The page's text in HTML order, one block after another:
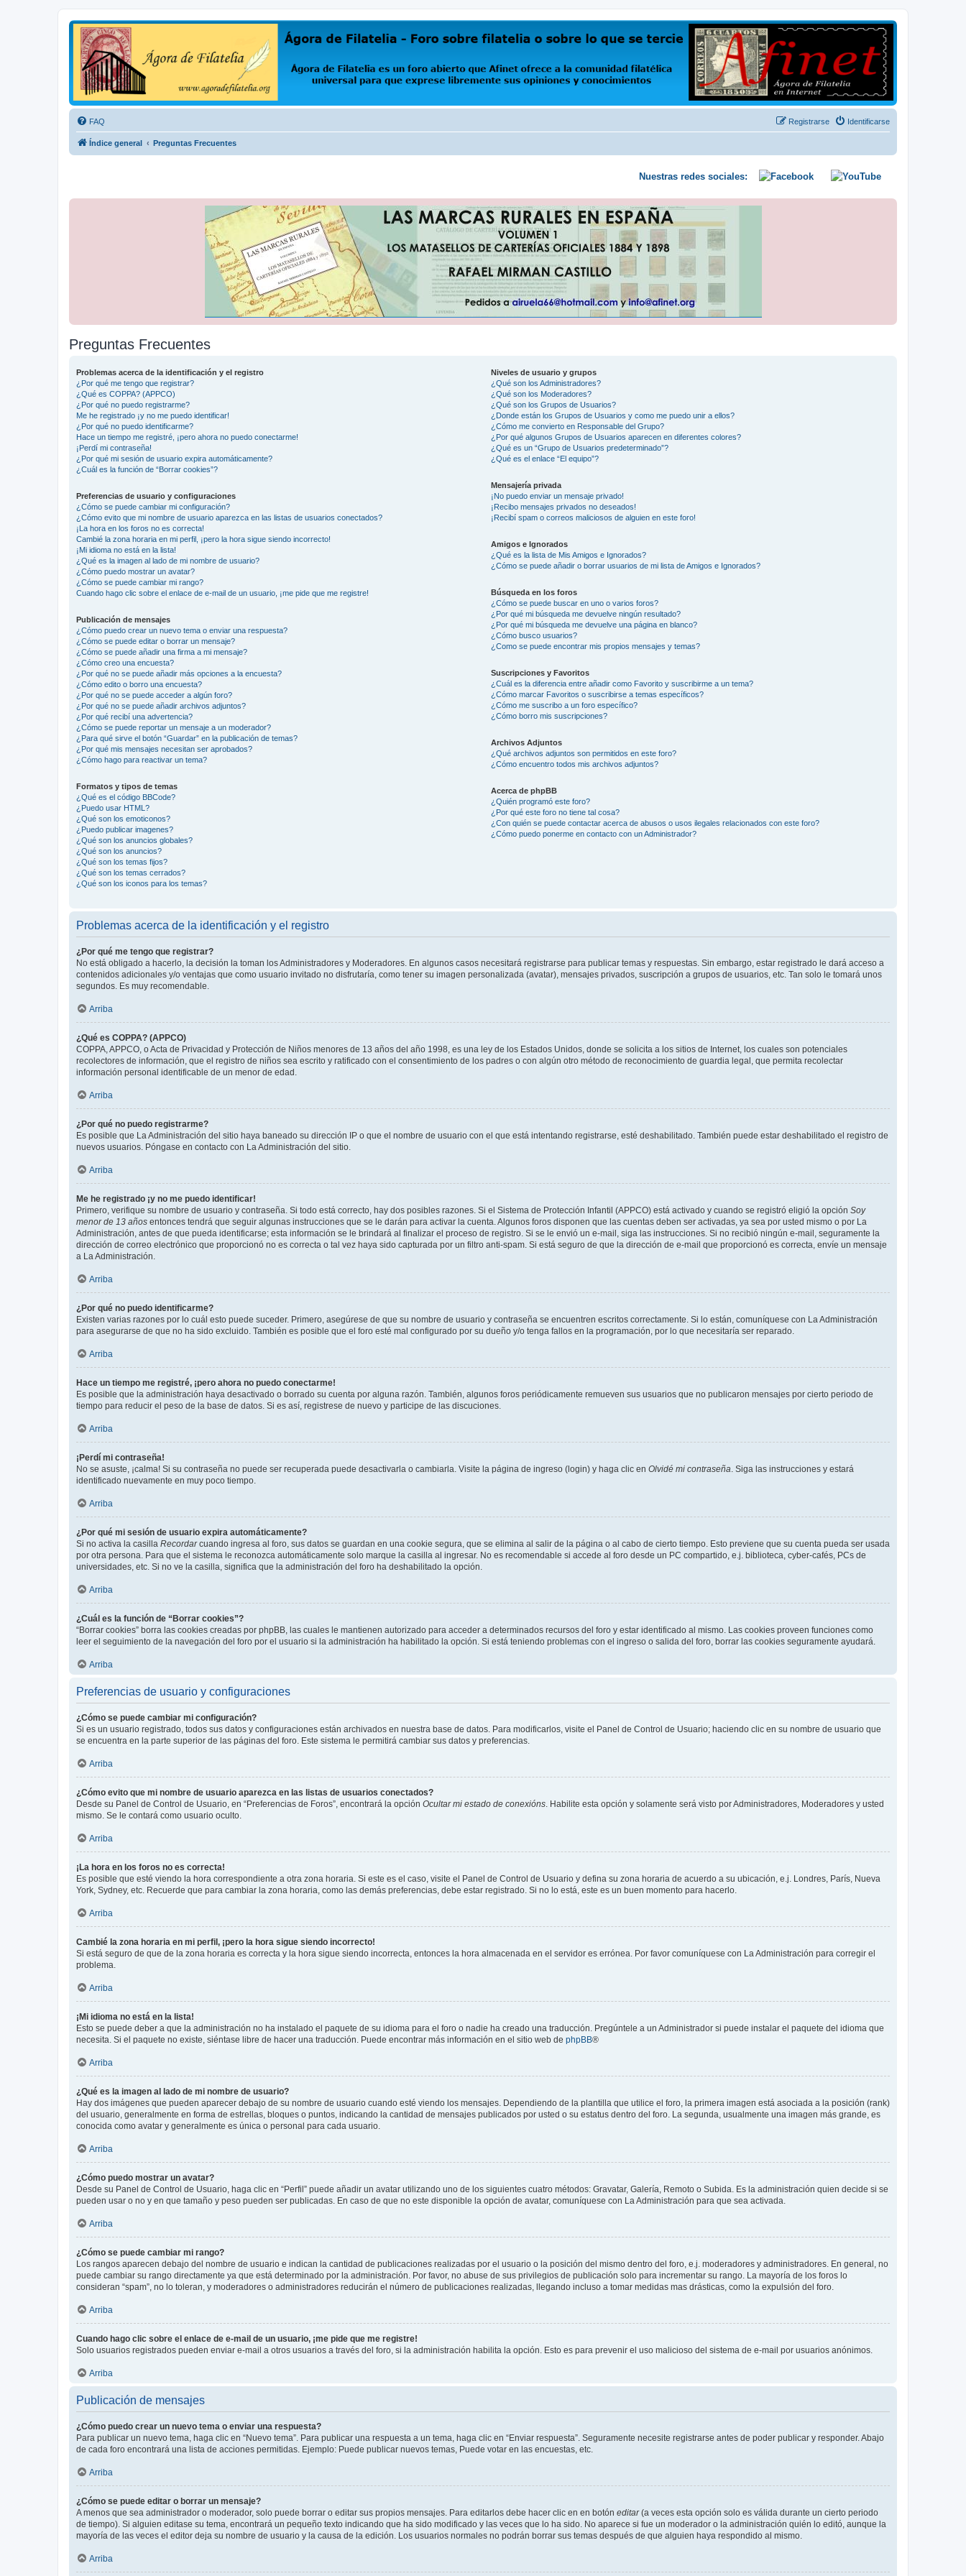
Ágora de Filatelia
Foro sobre filatelia o sobre lo que se tercie. Ágora de Filatelia es un foro abierto que Afinet ofrece a la comunidad filatélica universal para que exprese libremente sus opiniones y conocimientos
FAQ Identificarse
Registrarse
Índice general Preguntas Frecuentes
Nuestras redes sociales:
Preguntas Frecuentes
Problemas acerca de la identificación y el registro
¿Por qué me tengo que registrar?
¿Qué es COPPA? (APPCO)
¿Por qué no puedo registrarme?
Me he registrado ¡y no me puedo identificar!
¿Por qué no puedo identificarme?
Hace un tiempo me registré, ¡pero ahora no puedo conectarme!
¡Perdí mi contraseña!
¿Por qué mi sesión de usuario expira automáticamente?
¿Cuál es la función de “Borrar cookies”?
Preferencias de usuario y configuraciones
¿Cómo se puede cambiar mi configuración?
¿Cómo evito que mi nombre de usuario aparezca en las listas de usuarios conectados?
¡La hora en los foros no es correcta!
Cambié la zona horaria en mi perfil, ¡pero la hora sigue siendo incorrecto!
¡Mi idioma no está en la lista!
¿Qué es la imagen al lado de mi nombre de usuario?
¿Cómo puedo mostrar un avatar?
¿Cómo se puede cambiar mi rango?
Cuando hago clic sobre el enlace de e-mail de un usuario, ¡me pide que me registre!
Publicación de mensajes
¿Cómo puedo crear un nuevo tema o enviar una respuesta?
¿Cómo se puede editar o borrar un mensaje?
¿Cómo se puede añadir una firma a mi mensaje?
¿Cómo creo una encuesta?
¿Por qué no se puede añadir más opciones a la encuesta?
¿Cómo edito o borro una encuesta?
¿Por qué no se puede acceder a algún foro?
¿Por qué no se puede añadir archivos adjuntos?
¿Por qué recibí una advertencia?
¿Cómo se puede reportar un mensaje a un moderador?
¿Para qué sirve el botón “Guardar” en la publicación de temas?
¿Por qué mis mensajes necesitan ser aprobados?
¿Cómo hago para reactivar un tema?
Formatos y tipos de temas
¿Qué es el código BBCode?
¿Puedo usar HTML?
¿Qué son los emoticonos?
¿Puedo publicar imagenes?
¿Qué son los anuncios globales?
¿Qué son los anuncios?
¿Qué son los temas fijos?
¿Qué son los temas cerrados?
¿Qué son los iconos para los temas?
Niveles de usuario y grupos
¿Qué son los Administradores?
¿Qué son los Moderadores?
¿Qué son los Grupos de Usuarios?
¿Donde están los Grupos de Usuarios y como me puedo unir a ellos?
¿Cómo me convierto en Responsable del Grupo?
¿Por qué algunos Grupos de Usuarios aparecen en diferentes colores?
¿Qué es un “Grupo de Usuarios predeterminado”?
¿Qué es el enlace “El equipo”?
Mensajería privada
¡No puedo enviar un mensaje privado!
¡Recibo mensajes privados no deseados!
¡Recibí spam o correos maliciosos de alguien en este foro!
Amigos e Ignorados
¿Qué es la lista de Mis Amigos e Ignorados?
¿Cómo se puede añadir o borrar usuarios de mi lista de Amigos e Ignorados?
Búsqueda en los foros
¿Cómo se puede buscar en uno o varios foros?
¿Por qué mi búsqueda me devuelve ningún resultado?
¿Por qué mi búsqueda me devuelve una página en blanco?
¿Cómo busco usuarios?
¿Como se puede encontrar mis propios mensajes y temas?
Suscripciones y Favoritos
¿Cuál es la diferencia entre añadir como Favorito y suscribirme a un tema?
¿Cómo marcar Favoritos o suscribirse a temas específicos?
¿Cómo me suscribo a un foro específico?
¿Cómo borro mis suscripciones?
Archivos Adjuntos
¿Qué archivos adjuntos son permitidos en este foro?
¿Cómo encuentro todos mis archivos adjuntos?
Acerca de phpBB
¿Quién programó este foro?
¿Por qué este foro no tiene tal cosa?
¿Con quién se puede contactar acerca de abusos o usos ilegales relacionados con este foro?
¿Cómo puedo ponerme en contacto con un Administrador?
Problemas acerca de la identificación y el registro
¿Por qué me tengo que registrar?
No está obligado a hacerlo, la decisión la toman los Administradores y Moderadores. En algunos casos necesitará registrarse para publicar temas y respuestas. Sin embargo, estar registrado le dará acceso a
contenidos adicionales y/o ventajas que como usuario invitado no disfrutaría, como tener su imagen personalizada (avatar), mensajes privados, suscripción a grupos de usuarios, etc. Tan solo le tomará unos
segundos. Es muy recomendable.
Arriba
¿Qué es COPPA? (APPCO)
COPPA, APPCO, o Acta de Privacidad y Protección de Niños menores de 13 años del año 1998, es una ley de los Estados Unidos, donde se solicita a los sitios de Internet, los cuales son potenciales
recolectores de información, que el registro de niños sea escrito y ratificado con el consentimiento de los padres o con algún otro método de reconocimiento de guardia legal, que permita recolectar
información personal identificable de un menor de edad.
Arriba
¿Por qué no puedo registrarme?
Es posible que La Administración del sitio haya baneado su dirección IP o que el nombre de usuario con el que está intentando registrarse, esté deshabilitado. También puede estar deshabilitado el registro de
nuevos usuarios. Póngase en contacto con La Administración del sitio.
Arriba
Me he registrado ¡y no me puedo identificar!
Primero, verifique su nombre de usuario y contraseña. Si todo está correcto, hay dos posibles razones. Si el Sistema de Protección Infantil (APPCO) está activado y cuando se registró eligió la opción Soy
menor de 13 años entonces tendrá que seguir algunas instrucciones que se le darán para activar la cuenta. Algunos foros disponen que las cuentas deben ser activadas, ya sea por usted mismo o por La
Administración, antes de que pueda identificarse; esta información se le brindará al finalizar el proceso de registro. Si se le envió un e-mail, siga las instrucciones. Si no recibió ningún e-mail, seguramente la
dirección de correo electrónico que proporcionó no es correcta o tal vez haya sido capturada por un filtro anti-spam. Si está seguro de que la dirección de e-mail que proporcionó es correcta, envíe un mensaje
a La Administración.
Arriba
¿Por qué no puedo identificarme?
Existen varias razones por lo cuál esto puede suceder. Primero, asegúrese de que su nombre de usuario y contraseña se encuentren escritos correctamente. Si lo están, comuníquese con La Administración
para asegurarse de que no ha sido excluido. También es posible que el foro esté mal configurado por su dueño y/o tenga fallos en la programación, por lo que necesitaría ser reparado.
Arriba
Hace un tiempo me registré, ¡pero ahora no puedo conectarme!
Es posible que la administración haya desactivado o borrado su cuenta por alguna razón. También, algunos foros periódicamente remueven sus usuarios que no publicaron mensajes por cierto periodo de
tiempo para reducir el peso de la base de datos. Si es así, registrese de nuevo y participe de las discuciones.
Arriba
¡Perdí mi contraseña!
No se asuste, ¡calma! Si su contraseña no puede ser recuperada puede desactivarla o cambiarla. Visite la página de ingreso (login) y haga clic en Olvidé mi contraseña. Siga las instrucciones y estará
identificado nuevamente en muy poco tiempo.
Arriba
¿Por qué mi sesión de usuario expira automáticamente?
Si no activa la casilla Recordarcuando ingresa al foro, sus datos se guardan en una cookie segura, que se elimina al salir de la página o al cabo de cierto tiempo. Esto previene que su cuenta pueda ser usada
por otra persona. Para que el sistema le reconozca automáticamente solo marque la casilla al ingresar. No es recomendable si accede al foro desde un PC compartido, e.j. biblioteca, cyber-cafés, PCs de
universidades, etc. Si no ve la casilla, significa que la administración del foro ha deshabilitado la opción.
Arriba
¿Cuál es la función de “Borrar cookies”?
“Borrar cookies” borra las cookies creadas por phpBB, las cuales le mantienen autorizado para acceder a determinados recursos del foro y estar identificado al mismo. Las cookies proveen funciones como
leer el seguimiento de la navegación del foro por el usuario si la administración ha habilitado la opción. Si está teniendo problemas con el ingreso o salida del foro, borrar las cookies seguramente ayudará.
Arriba
Preferencias de usuario y configuraciones
¿Cómo se puede cambiar mi configuración?
Si es un usuario registrado, todos sus datos y configuraciones están archivados en nuestra base de datos. Para modificarlos, visite el Panel de Control de Usuario; haciendo clic en su nombre de usuario que
se encuentra en la parte superior de las páginas del foro. Este sistema le permitirá cambiar sus datos y preferencias.
Arriba
¿Cómo evito que mi nombre de usuario aparezca en las listas de usuarios conectados?
Desde su Panel de Control de Usuario, en “Preferencias de Foros”, encontrará la opción Ocultar mi estado de conexións. Habilite esta opción y solamente será visto por Administradores, Moderadores y usted
mismo. Se le contará como usuario oculto.
Arriba
¡La hora en los foros no es correcta!
Es posible que esté viendo la hora correspondiente a otra zona horaria. Si este es el caso, visite el Panel de Control de Usuario y defina su zona horaria de acuerdo a su ubicación, e.j. Londres, París, Nueva
York, Sydney, etc. Recuerde que para cambiar la zona horaria, como las demás preferencias, debe estar registrado. Si no lo está, este es un buen momento para hacerlo.
Arriba
Cambié la zona horaria en mi perfil, ¡pero la hora sigue siendo incorrecto!
Si está seguro de que de la zona horaria es correcta y la hora sigue siendo incorrecta, entonces la hora almacenada en el servidor es errónea. Por favor comuníquese con La Administración para corregir el
problema.
Arriba
¡Mi idioma no está en la lista!
Esto se puede deber a que la administración no ha instalado el paquete de su idioma para el foro o nadie ha creado una traducción. Pregúntele a un Administrador si puede instalar el paquete del idioma que
necesita. Si el paquete no existe, siéntase libre de hacer una traducción. Puede encontrar más información en el sitio web de phpBB®
Arriba
¿Qué es la imagen al lado de mi nombre de usuario?
Hay dos imágenes que pueden aparecer debajo de su nombre de usuario cuando esté viendo los mensajes. Dependiendo de la plantilla que utilice el foro, la primera imagen está asociada a la posición (rank)
del usuario, generalmente en forma de estrellas, bloques o puntos, indicando la cantidad de mensajes publicados por usted o su estatus dentro del foro. La segunda, usualmente una imagen más grande, es
conocida como avatar y generalmente es única o personal para cada usuario.
Arriba
¿Cómo puedo mostrar un avatar?
Desde su Panel de Control de Usuario, haga clic en “Perfil” puede añadir un avatar utilizando uno de los siguientes cuatro métodos: Gravatar, Galería, Remoto o Subida. Es la administración quien decide si se
pueden usar o no y en que tamaño y peso pueden ser publicadas. En caso de que no este disponible la opción de avatar, comuníquese con La Administración para que sea activada.
Arriba
¿Cómo se puede cambiar mi rango?
Los rangos aparecen debajo del nombre de usuario e indican la cantidad de publicaciones realizadas por el usuario o la posición del mismo dentro del foro, e.j. moderadores y administradores. En general, no
puede cambiar su rango directamente ya que está determinado por la administración. Por favor, no abuse de sus privilegios de publicación solo para incrementar su rango. La mayoría de los foros lo
consideran “spam”, no lo toleran, y moderadores o administradores reducirán el número de publicaciones realizadas, llegando incluso a tomar medidas mas drásticas, como la expulsión del foro.
Arriba
Cuando hago clic sobre el enlace de e-mail de un usuario, ¡me pide que me registre!
Solo usuarios registrados pueden enviar e-mail a otros usuarios a través del foro, si la administración habilita la opción. Esto es para prevenir el uso malicioso del sistema de e-mail por usuarios anónimos.
Arriba
Publicación de mensajes
¿Cómo puedo crear un nuevo tema o enviar una respuesta?
Para publicar un nuevo tema, haga clic en “Nuevo tema”. Para publicar una respuesta a un tema, haga clic en “Enviar respuesta”. Seguramente necesite registrarse antes de poder publicar y responder. Abajo
de cada foro encontrará una lista de acciones permitidas. Ejemplo: Puede publicar nuevos temas, Puede votar en las encuestas, etc.
Arriba
¿Cómo se puede editar o borrar un mensaje?
A menos que sea administrador o moderador, solo puede borrar o editar sus propios mensajes. Para editarlos debe hacer clic en en botón editar(a veces esta opción solo es válida durante un cierto periodo
de tiempo). Si alguien editase su tema, encontrará un pequeño texto indicando que ha sido modificado y las veces que lo ha sido. No aparece si fue un moderador o la administración quién lo editó, aunque la
mayoría de las veces el editor deja su nombre de usuario y la causa de la edición. Los usuarios normales no podrán borrar sus temas después de que alguien haya respondido al mismo.
Arriba